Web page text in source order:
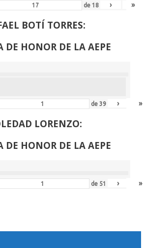
de18 › »
BOTÍ TORRES:
DE HONOR DE LA AEPE
de39 › »
LORENZO:
DE HONOR DE LA AEPE
de 51 › »